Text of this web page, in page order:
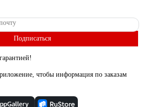
Подписаться
чтобы информация по заказам